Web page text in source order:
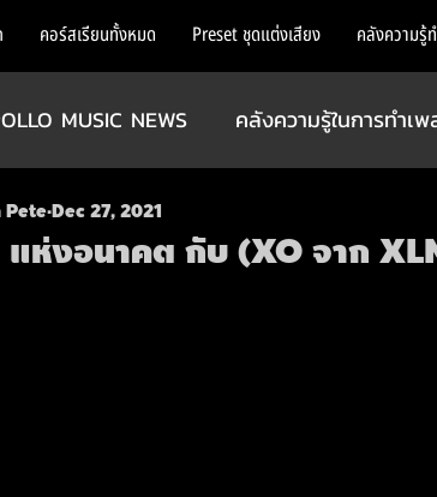
คอร์สเรียนทั้งหมด Preset ชุดแต่งเสียง คลังความรู้
MUSIC NEWS คลังความรู้ในการทำเ
ห่งอนาคต กับ (XO จาก
PeteDec 27, 2021